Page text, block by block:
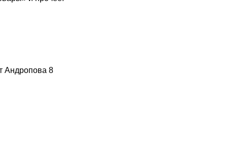
Андропова 8